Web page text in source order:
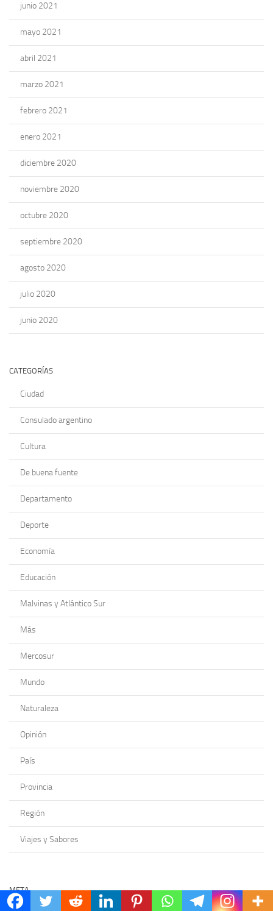
junio 2021
mayo 2021
abril 2021
marzo 2021
febrero 2021
enero 2021
diciembre 2020
noviembre 2020
octubre 2020
septiembre 2020
agosto 2020
julio 2020
junio 2020
CATEGORÍAS
Ciudad
Consulado argentino
Cultura
De buena fuente
Departamento
Deporte
Economía
Educación
Malvinas y Atlántico Sur
Más
Mercosur
Mundo
Naturaleza
Opinión
País
Provincia
Región
Viajes y Sabores
META